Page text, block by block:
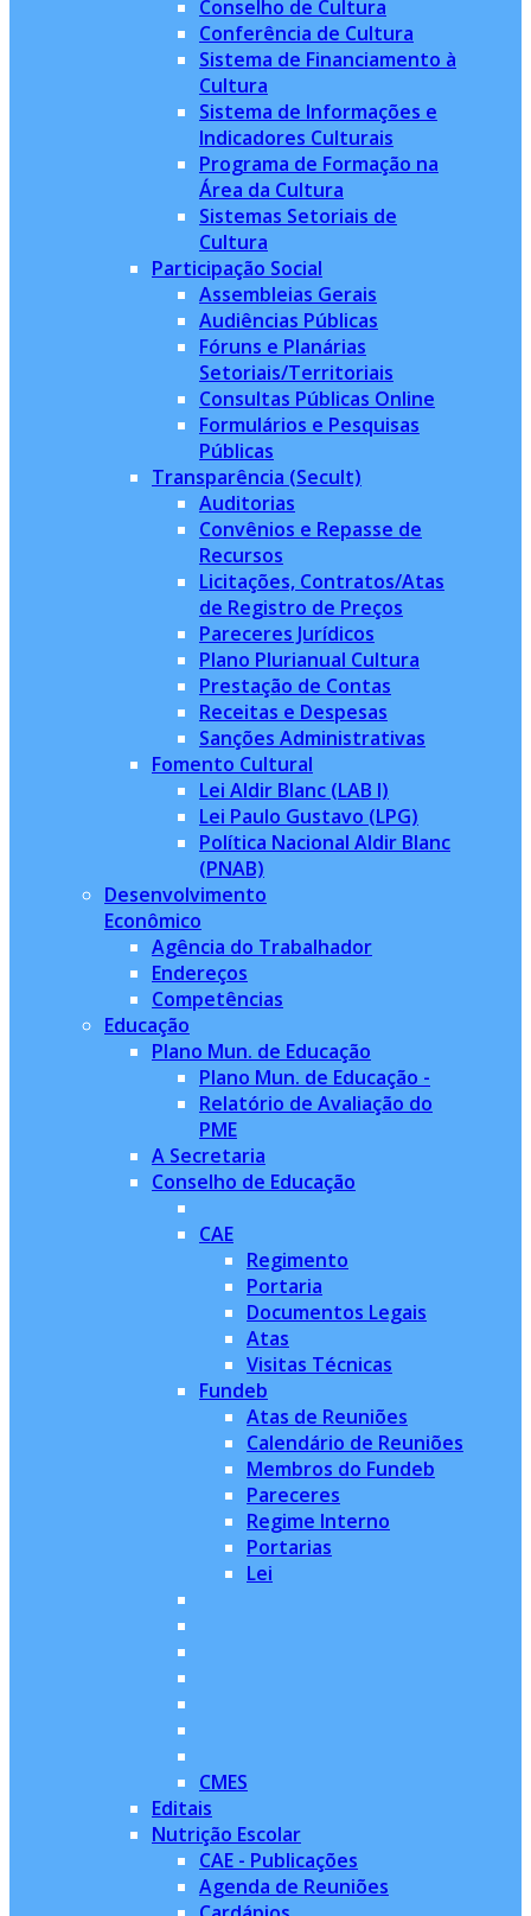
Conselho de Cultura
Conferência de Cultura
Sistema de Financiamento à
Cultura
Sistema de Informações e
Indicadores Culturais
Programa de Formação na
Área da Cultura
Sistemas Setoriais de
Cultura
Participação Social
Assembleias Gerais
Audiências Públicas
Fóruns e Planárias
Setoriais/Territoriais
Consultas Públicas Online
Formulários e Pesquisas
Públicas
Transparência (Secult)
Auditorias
Convênios e Repasse de
Recursos
Licitações, Contratos/Atas
de Registro de Preços
Pareceres Jurídicos
Plano Plurianual Cultura
Prestação de Contas
Receitas e Despesas
Sanções Administrativas
Fomento Cultural
Lei Aldir Blanc (LAB I)
Lei Paulo Gustavo (LPG)
Política Nacional Aldir Blanc
(PNAB)
Desenvolvimento
Econômico
Agência do Trabalhador
Endereços
Competências
Educação
Plano Mun. de Educação
Plano Mun. de Educação -
Relatório de Avaliação do
PME
A Secretaria
Conselho de Educação
CAE
Regimento
Portaria
Documentos Legais
Atas
Visitas Técnicas
Fundeb
Atas de Reuniões
Calendário de Reuniões
Membros do Fundeb
Pareceres
Regime Interno
Portarias
Lei
CMES
Editais
Nutrição Escolar
CAE - Publicações
Agenda de Reuniões